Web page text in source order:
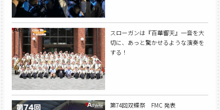
スローガンは『百華響天』一音を大
切に、あっと驚かせるような演奏を
する！
第74回双蝶祭 FMC 発表